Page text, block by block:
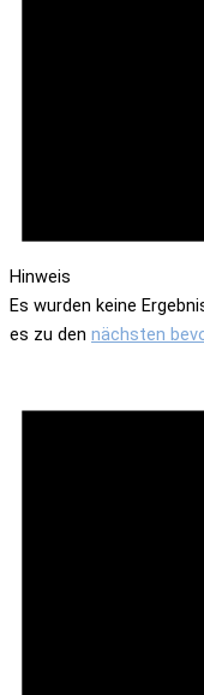
Hinweis
Es wurden keine
es zu den nächsten